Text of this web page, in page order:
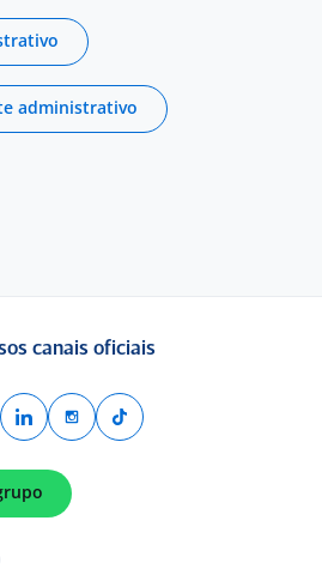
administrativo
canais oficiais